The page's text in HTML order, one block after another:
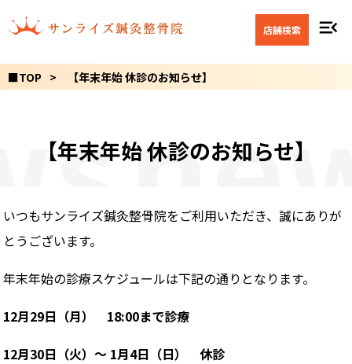
店舗検索 menu_open
■TOP 【年末年始 休診のお知らせ】
【年末年始 休診のお知らせ】
いつもサンライズ鍼灸整骨院をご利用いただき、誠にありが
とうございます。
年末年始の診療スケジュールは下記の通りとなります。
12月29日（月） 18:00まで診療
12月30日（火）〜 1月4日（日） 休診